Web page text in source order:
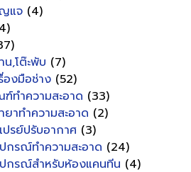
แจ (4)
น,โต๊ะพับ (7)
องมือช่าง (52)
ทำความสะอาด (33)
ยาทำความสะอาด (2)
ปรย์ปรับอากาศ (3)
กรณ์ทำความสะอาด (24)
กรณ์สำหรับห้องแคนทีน (4)